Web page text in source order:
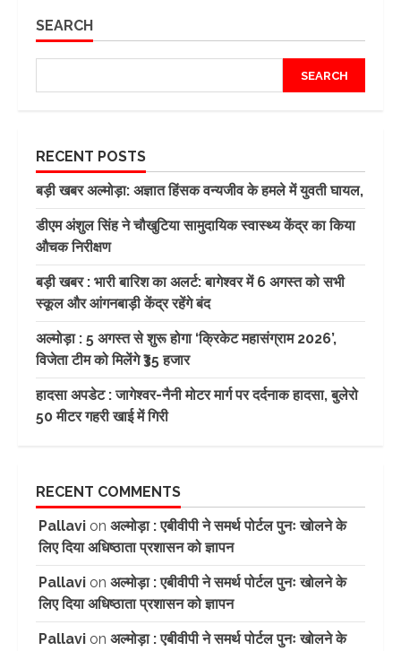
SEARCH
SEARCH
RECENT POSTS
बड़ी खबर अल्मोड़ा: अज्ञात हिंसक वन्यजीव के हमले में युवती घायल,
डीएम अंशुल सिंह ने चौखुटिया सामुदायिक स्वास्थ्य केंद्र का किया
औचक निरीक्षण
बड़ी खबर : भारी बारिश का अलर्ट: बागेश्वर में 6 अगस्त को सभी
स्कूल और आंगनबाड़ी केंद्र रहेंगे बंद
अल्मोड़ा : 5 अगस्त से शुरू होगा ‘क्रिकेट महासंग्राम 2026’,
विजेता टीम को मिलेंगे ₹35 हजार
हादसा अपडेट : जागेश्वर-नैनी मोटर मार्ग पर दर्दनाक हादसा, बुलेरो
50 मीटर गहरी खाई में गिरी
RECENT COMMENTS
Pallavi on अल्मोड़ा : एबीवीपी ने समर्थ पोर्टल पुनः खोलने के
लिए दिया अधिष्ठाता प्रशासन को ज्ञापन
Pallavi on अल्मोड़ा : एबीवीपी ने समर्थ पोर्टल पुनः खोलने के
लिए दिया अधिष्ठाता प्रशासन को ज्ञापन
Pallavi on अल्मोड़ा : एबीवीपी ने समर्थ पोर्टल पुनः खोलने के